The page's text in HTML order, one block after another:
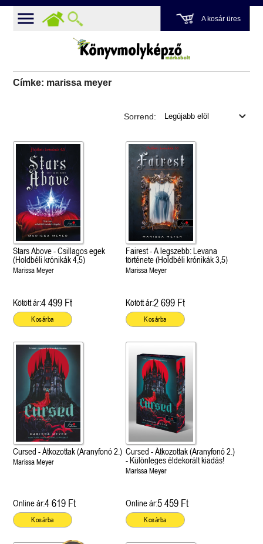
A kosár üres
Címke: marissa meyer
Sorrend:
Stars Above - Csillagos egek
(Holdbéli krónikák 4,5)
Marissa Meyer
Kötött ár:4 499 Ft
Kosárba
Fairest - A legszebb: Levana
története (Holdbéli krónikák 3,5)
Marissa Meyer
Kötött ár:2 699 Ft
Kosárba
Cursed - Átkozottak (Aranyfonó 2.)
Marissa Meyer
Online ár:4 619 Ft
Kosárba
Cursed - Átkozottak (Aranyfonó 2.)
- Különleges éldekorált kiadás!
Marissa Meyer
Online ár:5 459 Ft
Kosárba